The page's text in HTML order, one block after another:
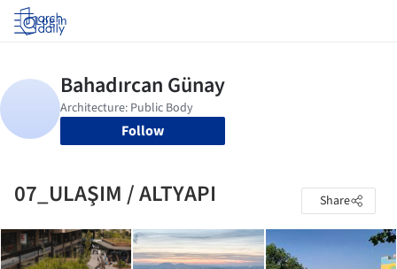
Log in
Follow
07_ULAŞIM / ALTYAPI Share